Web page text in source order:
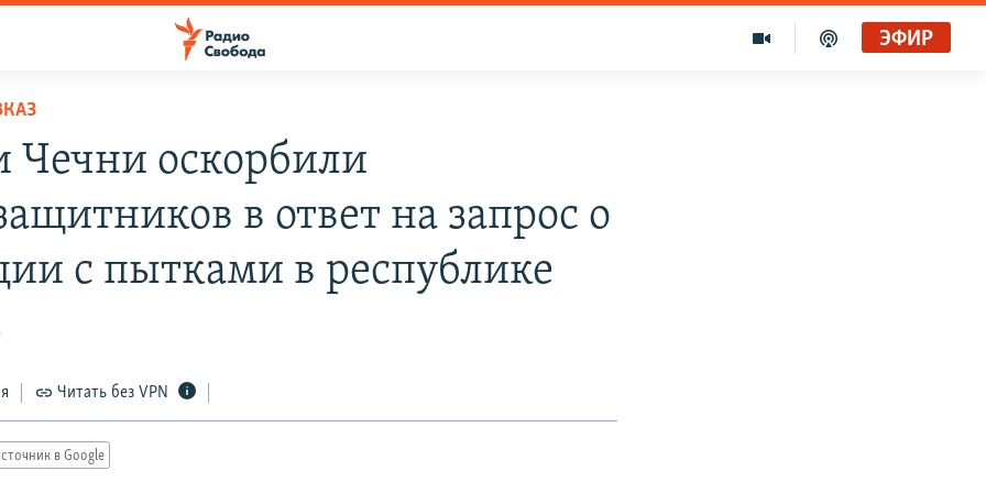
ЭФИР
Чечни оскорбили
в ответ на запрос о
с пытками в республике
Читать без VPN
в Google